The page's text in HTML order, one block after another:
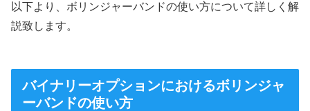
以下より、ボリンジャーバンドの使い方について詳しく解
説致します。
バイナリーオプションにおけるボリンジャ
ーバンドの使い方